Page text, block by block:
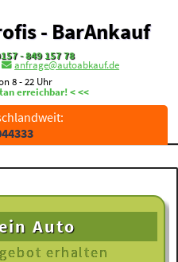
- BarAnkauf
- 849 157 78
anfrage@autoabkauf.de
8 - 22 Uhr
erreichbar! < <<
Auto
erhalten